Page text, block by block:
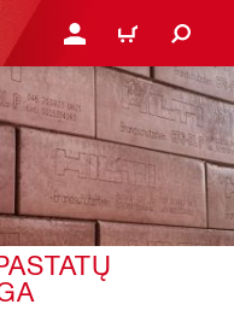
PRISIJUNGTI ARBA
PIRKINIŲ